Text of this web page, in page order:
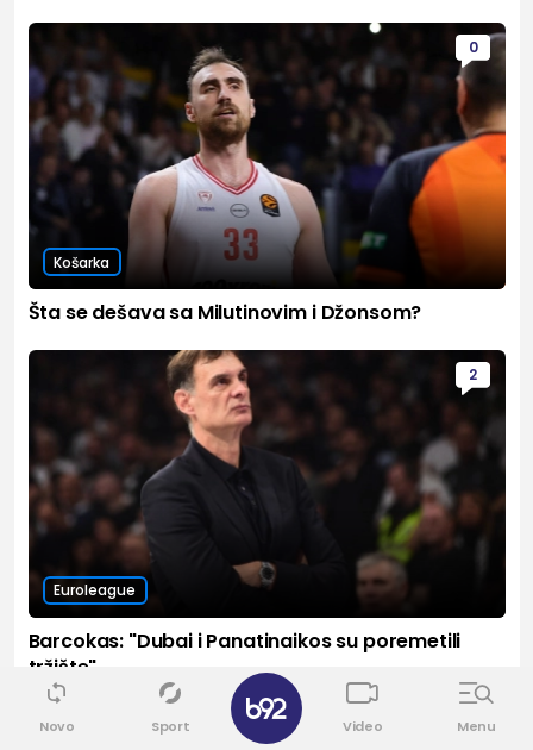
0
Košarka
Šta se dešava sa Milutinovim i Džonsom?
2
Euroleague
Barcokas: "Dubai i Panatinaikos su poremetili
tržište"
13
Novo Sport Video Menu
✕